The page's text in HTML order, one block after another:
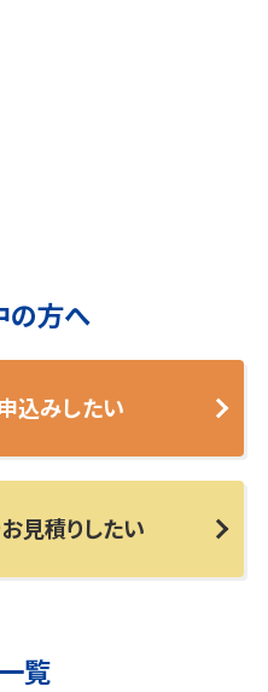
の方へ
込みしたい
見積りしたい
覧